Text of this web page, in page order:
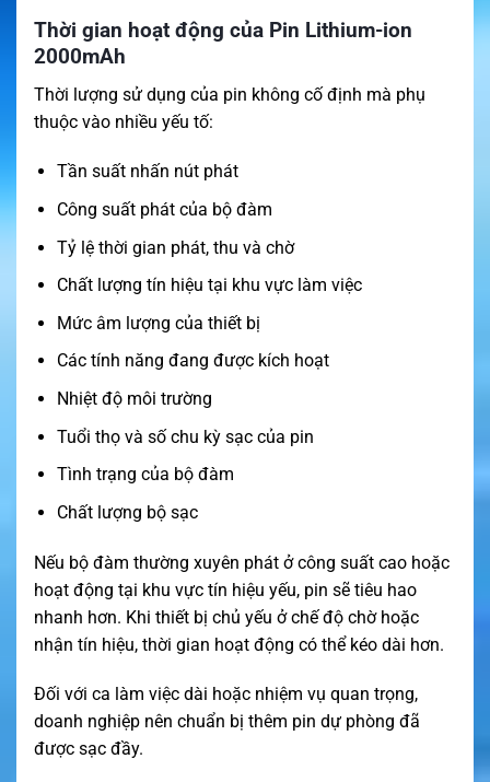
Thời gian hoạt động của Pin Lithium-ion
2000mAh
Thời lượng sử dụng của pin không cố định mà phụ
thuộc vào nhiều yếu tố:
Tần suất nhấn nút phát
Công suất phát của bộ đàm
Tỷ lệ thời gian phát, thu và chờ
Chất lượng tín hiệu tại khu vực làm việc
Mức âm lượng của thiết bị
Các tính năng đang được kích hoạt
Nhiệt độ môi trường
Tuổi thọ và số chu kỳ sạc của pin
Tình trạng của bộ đàm
Chất lượng bộ sạc
Nếu bộ đàm thường xuyên phát ở công suất cao hoặc
hoạt động tại khu vực tín hiệu yếu, pin sẽ tiêu hao
nhanh hơn. Khi thiết bị chủ yếu ở chế độ chờ hoặc
nhận tín hiệu, thời gian hoạt động có thể kéo dài hơn.
Đối với ca làm việc dài hoặc nhiệm vụ quan trọng,
doanh nghiệp nên chuẩn bị thêm pin dự phòng đã
được sạc đầy.